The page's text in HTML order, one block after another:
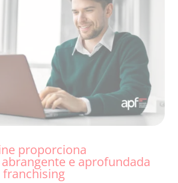
proporciona
e aprofundada
franchising